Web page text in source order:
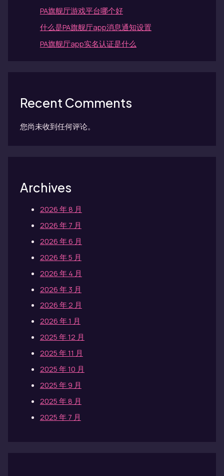
PA旗舰厅游戏平台哪个好
什么是PA旗舰厅app消息通知设置
PA旗舰厅app实名认证是什么
Recent Comments
您尚未收到任何评论。
Archives
2026 年 8 月
2026 年 7 月
2026 年 6 月
2026 年 5 月
2026 年 4 月
2026 年 3 月
2026 年 2 月
2026 年 1 月
2025 年 12 月
2025 年 11 月
2025 年 10 月
2025 年 9 月
2025 年 8 月
2025 年 7 月